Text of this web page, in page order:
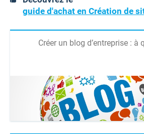
guide d'achat en Création de
Créer un blog d’entreprise : à